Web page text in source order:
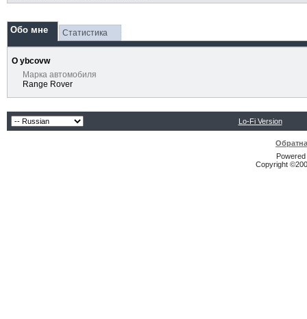
Обо мне Статистика
О ybcovw
Марка автомобиля
Range Rover
Lo-Fi Version
Copyright